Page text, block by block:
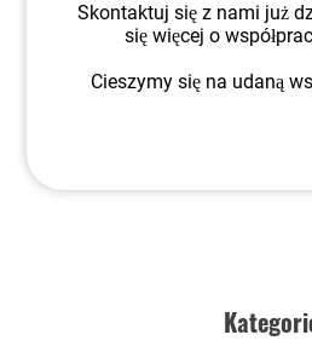
Skontaktuj się z nami już
się więcej o
Cieszymy się na udaną